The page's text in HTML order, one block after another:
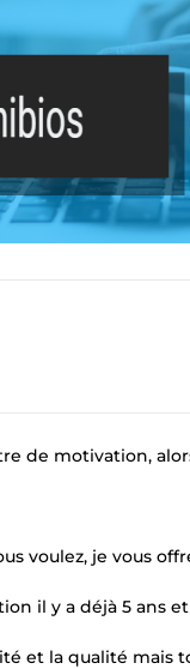
de motivation,
voulez, je vous
il y a déjà 5 ans
et la qualité mais